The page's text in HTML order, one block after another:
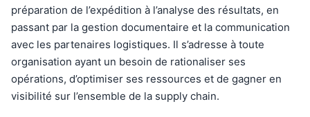
préparation de l’expédition à l’analyse des résultats, en
passant par la gestion documentaire et la communication
avec les partenaires logistiques. Il s’adresse à toute
organisation ayant un besoin de rationaliser ses
opérations, d’optimiser ses ressources et de gagner en
visibilité sur l’ensemble de la supply chain.